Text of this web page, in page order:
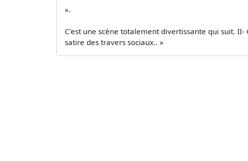
».
C’est une scène totalement divertissante qui suit.
satire des travers sociaux.. »